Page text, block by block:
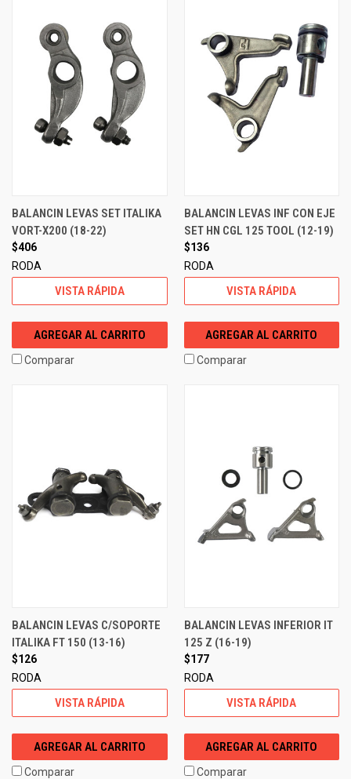
BALANCIN LEVAS SET ITALIKA
VORT-X200 (18-22)
$406
RODA
VISTA RÁPIDA
AGREGAR AL CARRITO
Comparar
BALANCIN LEVAS INF CON EJE
SET HN CGL 125 TOOL (12-19)
$136
RODA
VISTA RÁPIDA
AGREGAR AL CARRITO
Comparar
BALANCIN LEVAS C/SOPORTE
ITALIKA FT 150 (13-16)
$126
RODA
VISTA RÁPIDA
AGREGAR AL CARRITO
Comparar
BALANCIN LEVAS INFERIOR IT
125 Z (16-19)
$177
RODA
VISTA RÁPIDA
AGREGAR AL CARRITO
Comparar